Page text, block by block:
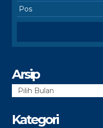
Arsip
Arsip
Kategori